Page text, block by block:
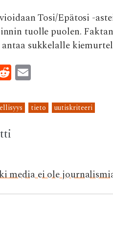
Tosi/Epätosi -
tuolle puolen.
antaa sukkelalle
R
e
d
di
ai
l
tieto uutiskriteeri
media ei ole